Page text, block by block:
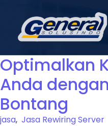
Optimalkan
Anda
Bontang
jasa, Jasa Rewiring Server